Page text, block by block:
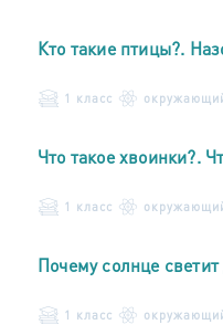
Кто такие птицы?.
1 класс
Что такое хвоинки?.
1 класс
Почему солнце
1 класс